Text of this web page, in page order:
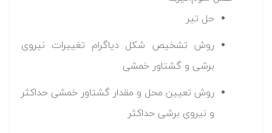
حل تیر
روش تشخیص شکل دیاگرام تغییرات نیروی
برشی و گشتاور خمشی
روش تعیین محل و مقدار گشتاور خمشی حداکثر
و نیروی برشی حداکثر